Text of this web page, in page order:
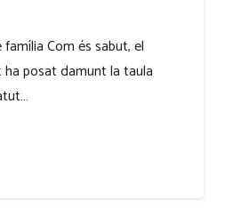
Com és sabut, el
posat damunt la taula